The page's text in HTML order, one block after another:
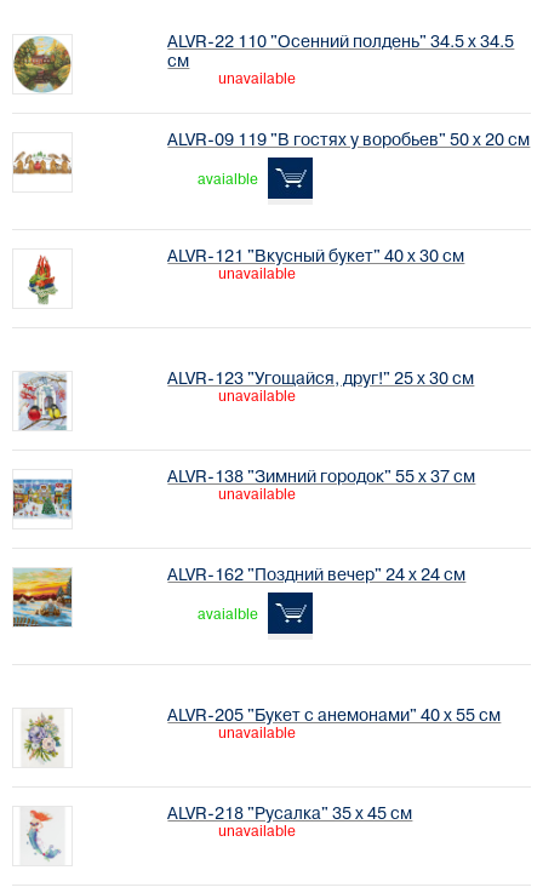
ALVR-22 110 "Осенний полдень" 34.5 х 34.5
см
unavailable
ALVR-09 119 "В гостях у воробьев" 50 х 20 см
avaialble
ALVR-121 "Вкусный букет" 40 х 30 см
unavailable
ALVR-123 "Угощайся, друг!" 25 х 30 см
unavailable
ALVR-138 "Зимний городок" 55 х 37 см
unavailable
ALVR-162 "Поздний вечер" 24 х 24 см
avaialble
ALVR-205 "Букет с анемонами" 40 х 55 см
unavailable
ALVR-218 "Русалка" 35 х 45 см
unavailable